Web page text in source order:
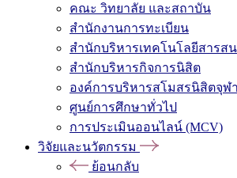
คณะ วิทยาลัย และสถาบัน
สำนักงานการทะเบียน
สำนักบริหารเทคโนโลยีสารส
สำนักบริหารกิจการนิสิต
องค์การบริหารสโมสรนิสิตจุฬ
ศูนย์การศึกษาทั่วไป
การประเมินออนไลน์ (MCV)
วิจัยและนวัตกรรม
ย้อนกลับ